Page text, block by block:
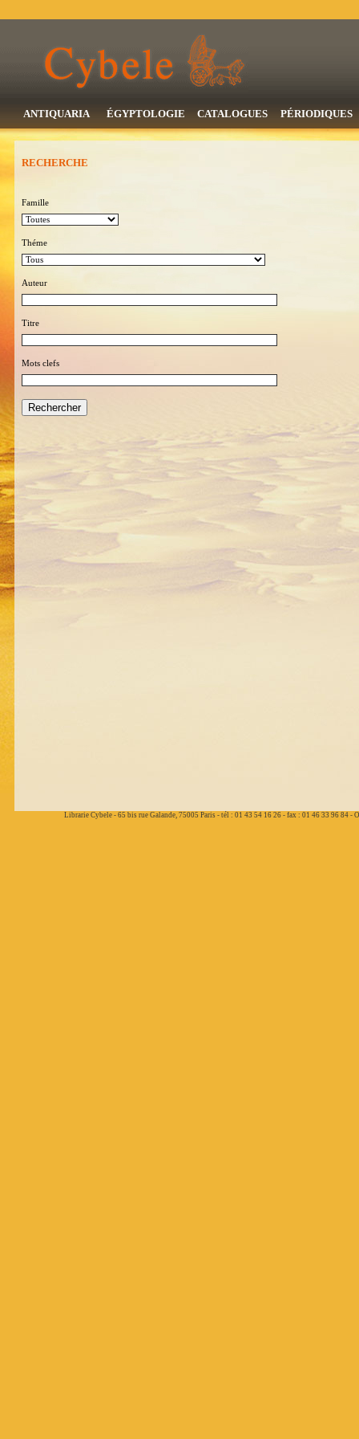
ANTIQUARIA ÉGYPTOLOGIE CATALOGUES PÉRIODIQUES
RECHERCHE
Famille
Théme
Auteur
Titre
Mots clefs
Librarie Cybele - 65 bis rue Galande, 75005 Paris - tél : 01 43 54 16 26 - fax : 01 46 33 96 84